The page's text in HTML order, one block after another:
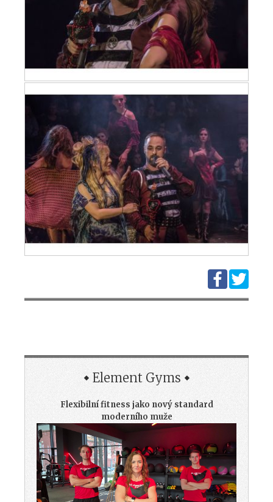
Element Gyms
Flexibilní fitness jako nový standard
moderního muže